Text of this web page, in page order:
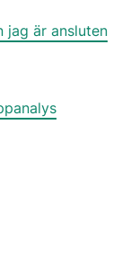
jag är ansluten